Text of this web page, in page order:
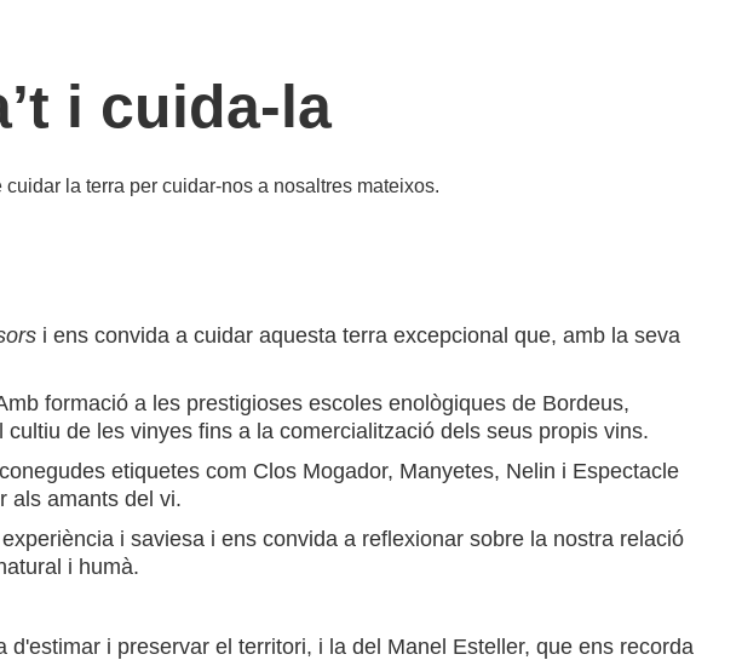
i cuida-la
la terra per cuidar-nos a nosaltres mateixos.
i ens convida a cuidar aquesta terra excepcional que, amb la seva
formació a les prestigioses escoles enològiques de Bordeus,
de les vinyes fins a la comercialització dels seus propis vins.
etiquetes com Clos Mogador, Manyetes, Nelin i Espectacle
als amants del vi.
i saviesa i ens convida a reflexionar sobre la nostra relació
i humà.
d'estimar i preservar el territori, i la del Manel Esteller, que ens recorda